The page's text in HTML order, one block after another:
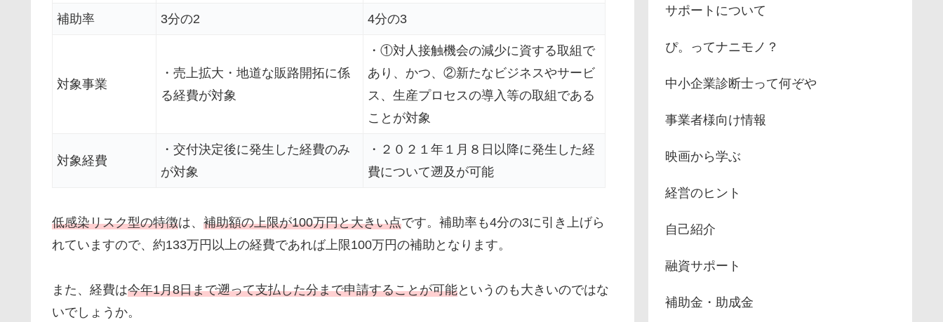
補助率 3分の2 4分の3
対象事業
・売上拡大・地道な販路開拓に係
る経費が対象
・①対人接触機会の減少に資する取組で
あり、かつ、②新たなビジネスやサービ
ス、生産プロセスの導入等の取組である
ことが対象
対象経費
・交付決定後に発生した経費のみ
が対象
・２０２１年１月８日以降に発生した経
費について遡及が可能
低感染リスク型の特徴は、 補助額の上限が100万円と大きい点です。補助率も4分の3に引き上げら
れていますので、約133万円以上の経費であれば上限100万円の補助となります。
また、経費は今年1月8日まで遡って支払した分まで申請することが可能というのも大きいのではな
いでしょうか。
サポートについて
ぴ。ってナニモノ？
中小企業診断士って何ぞや
事業者様向け情報
映画から学ぶ
経営のヒント
自己紹介
融資サポート
補助金・助成金